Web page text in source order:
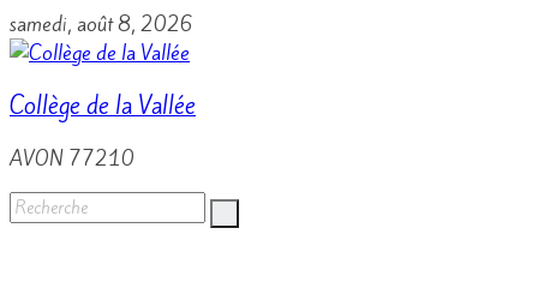
Passer
au
samedi, août 8, 2026
Collège de la Vallée
AVON 77210